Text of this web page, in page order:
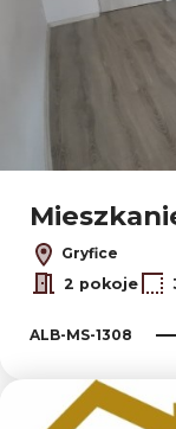
Gryfice
2 pokoje
ALB-MS-1308